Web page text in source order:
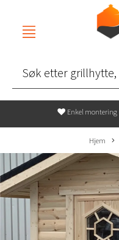
Enkel montering
Hjem